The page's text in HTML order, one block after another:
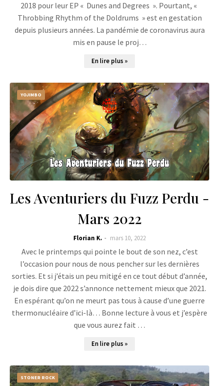
2018 pour leur EP « Dunes and Degrees ». Pourtant, «
Throbbing Rhythm of the Doldrums » est en gestation
depuis plusieurs années. La pandémie de coronavirus aura
mis en pause le proj…
En lire plus »
YOJIMBO
Les Aventuriers du Fuzz Perdu -
Mars 2022
Florian K. mars 10, 2022
Avec le printemps qui pointe le bout de son nez, c’est
l’occasion pour nous de nous pencher sur les dernières
sorties. Et si j’étais un peu mitigé en ce tout début d’année,
je dois dire que 2022 s’annonce nettement mieux que 2021.
En espérant qu’on ne meurt pas tous à cause d’une guerre
thermonucléaire d’ici-là… Bonne lecture à vous et j’espère
que vous aurez fait …
En lire plus »
STONER ROCK